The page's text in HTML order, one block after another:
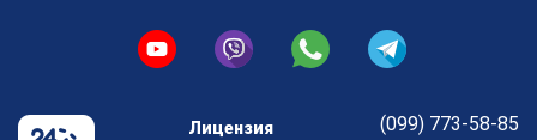
Лицензия
(099) 773-58-85